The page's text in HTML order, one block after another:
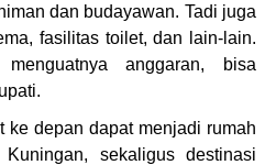
dan budayawan. Tadi juga
fasilitas toilet, dan lain-lain.
menguatnya anggaran, bisa
ke depan dapat menjadi rumah
sekaligus destinasi